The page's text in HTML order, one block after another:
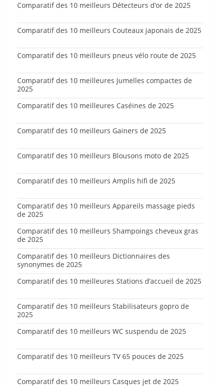
Comparatif des 10 meilleurs Détecteurs d’or de 2025
Comparatif des 10 meilleurs Couteaux japonais de 2025
Comparatif des 10 meilleurs pneus vélo route de 2025
Comparatif des 10 meilleures Jumelles compactes de
2025
Comparatif des 10 meilleures Caséines de 2025
Comparatif des 10 meilleurs Gainers de 2025
Comparatif des 10 meilleurs Blousons moto de 2025
Comparatif des 10 meilleurs Amplis hifi de 2025
Comparatif des 10 meilleurs Appareils massage pieds
de 2025
Comparatif des 10 meilleurs Shampoings cheveux gras
de 2025
Comparatif des 10 meilleurs Dictionnaires des
synonymes de 2025
Comparatif des 10 meilleures Stations d’accueil de 2025
Comparatif des 10 meilleurs Stabilisateurs gopro de
2025
Comparatif des 10 meilleurs WC suspendu de 2025
Comparatif des 10 meilleurs TV 65 pouces de 2025
Comparatif des 10 meilleurs Casques jet de 2025